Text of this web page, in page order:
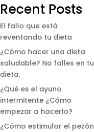
Recent Posts
El fallo que está
reventando tu dieta
¿Cómo hacer una dieta
saludable? No falles en tu
dieta.
¿Qué es el ayuno
intermitente ¿Cómo
empezar a hacerlo?
¿Cómo estimular el pezón